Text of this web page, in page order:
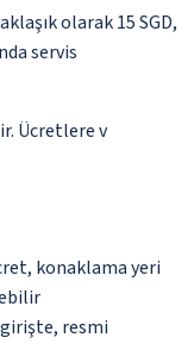
olarak 15 SGD,
servis
Ücretlere v
konaklama yeri
resmi